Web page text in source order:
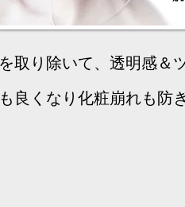
取り除いて、透明感＆
良くなり化粧崩れも防